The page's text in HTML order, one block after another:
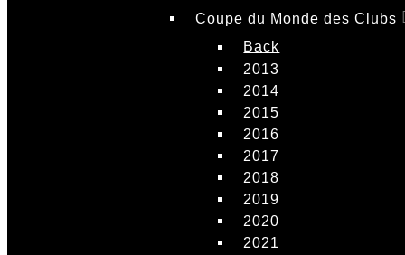
Coupe du Monde des Clubs
Back
2013
2014
2015
2016
2017
2018
2019
2020
2021